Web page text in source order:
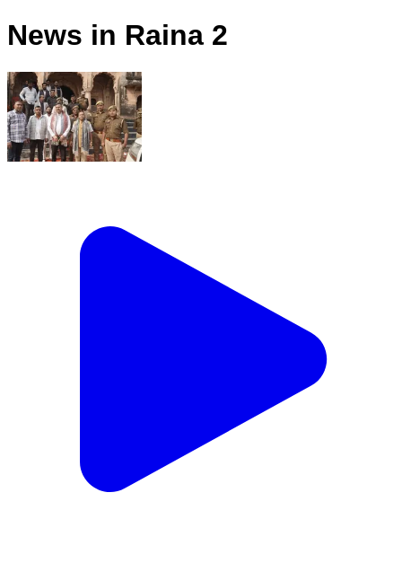
News in Raina 2